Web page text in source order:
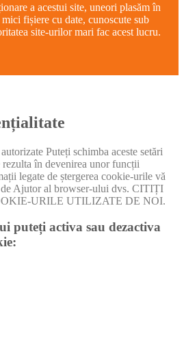
a acestui site, uneori plasăm în
fișiere cu date, cunoscute sub
site-urilor mari fac acest lucru.
Puteți schimba aceste setări
rezulta în devenirea unor funcții
legate de ștergerea cookie-urile vă
Ajutor al browser-ului dvs. CITIȚI
URILE UTILIZATE DE NOI.
puteți activa sau dezactiva